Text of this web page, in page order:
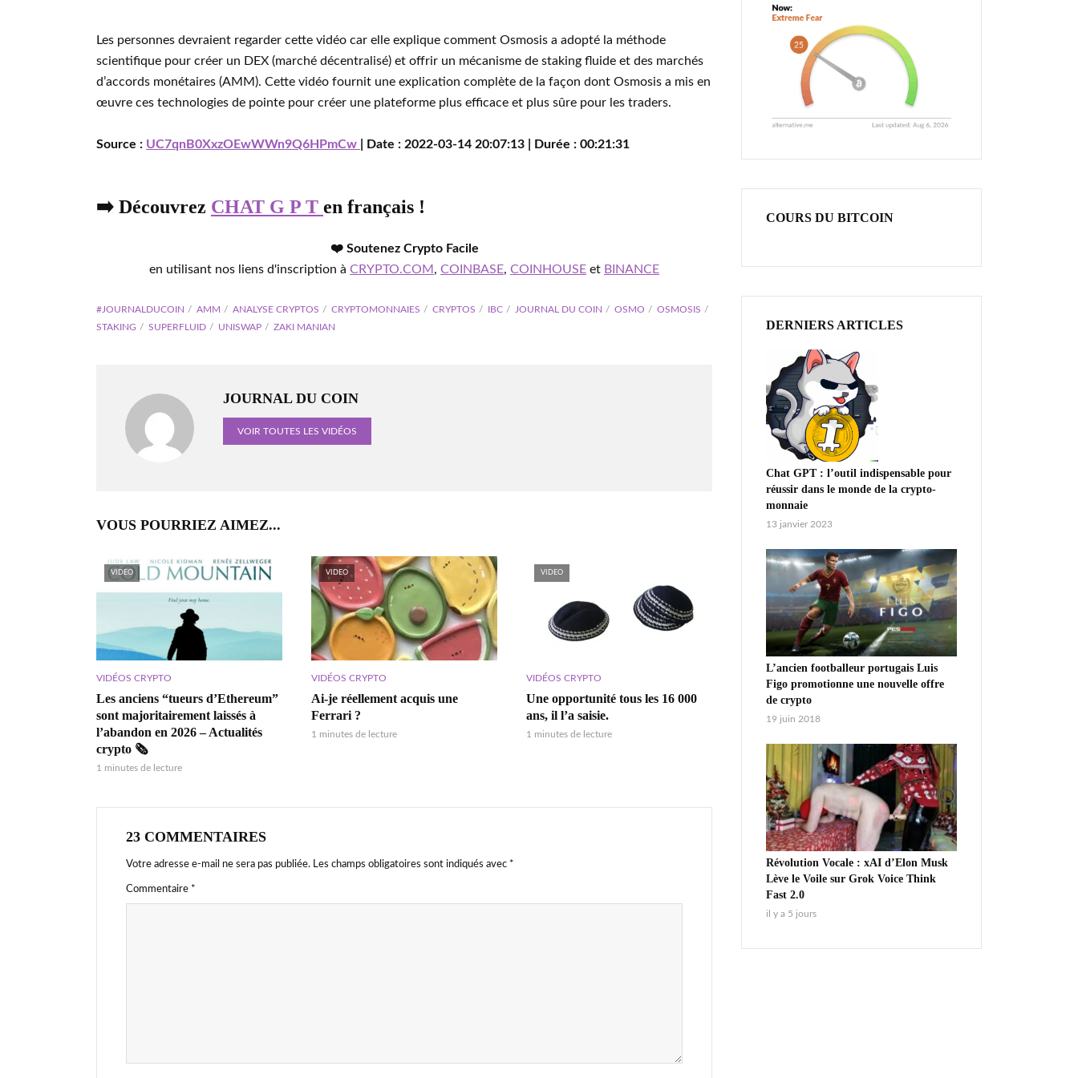
Les personnes devraient regarder cette vidéo car elle explique comment Osmosis a adopté la méthode
scientifique pour créer un DEX (marché décentralisé) et offrir un mécanisme de staking fluide et des marchés
d’accords monétaires (AMM). Cette vidéo fournit une explication complète de la façon dont Osmosis a mis en
œuvre ces technologies de pointe pour créer une plateforme plus efficace et plus sûre pour les traders.
Source : UC7qnB0XxzOEwWWn9Q6HPmCw | Date : 2022-03-14 20:07:13 | Durée : 00:21:31
➡️ Découvrez CHAT G P T en français !
❤️ Soutenez Crypto Facile
en utilisant nos liens d'inscription à CRYPTO.COM , COINBASE, COINHOUSE et BINANCE
#JOURNALDUCOIN AMM ANALYSE CRYPTOS CRYPTOMONNAIES CRYPTOS IBC JOURNAL DU COIN OSMO
OSMOSIS
STAKING
SUPERFLUID UNISWAP ZAKI MANIAN
JOURNAL DU COIN
VOIR TOUTES LES VIDÉOS
VOUS POURRIEZ AIMEZ...
VIDEO
VIDÉOS CRYPTO
Les anciens “tueurs d’Ethereum”
sont majoritairement laissés à
l’abandon en 2026 – Actualités
crypto 🗞️
1 minutes de lecture
VIDEO
VIDÉOS CRYPTO
Ai-je réellement acquis une
Ferrari ?
1 minutes de lecture
VIDEO
VIDÉOS CRYPTO
Une opportunité tous les 16 000
ans, il l’a saisie.
1 minutes de lecture
23 COMMENTAIRES
Votre adresse e-mail ne sera pas publiée. Les champs obligatoires sont indiqués avec *
Commentaire *
COURS DU BITCOIN
DERNIERS ARTICLES
Chat GPT : l’outil indispensable pour
réussir dans le monde de la crypto-
monnaie
13 janvier 2023
L’ancien footballeur portugais Luis
Figo promotionne une nouvelle offre
de crypto
19 juin 2018
Révolution Vocale : xAI d’Elon Musk
Lève le Voile sur Grok Voice Think
Fast 2.0
il y a 5 jours